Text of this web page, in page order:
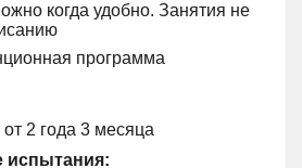
когда удобно. Занятия не
программа
от 2 года 3 месяца
испытания: